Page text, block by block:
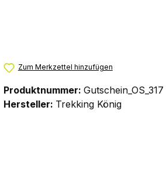
Zum Merkzettel hinzufügen
Produktnummer: Gutschein_OS_317
Hersteller: Trekking König